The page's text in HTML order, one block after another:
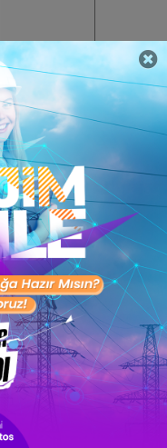
Coca-Cola
İçecek
Summer
Digital
Çelik Motor